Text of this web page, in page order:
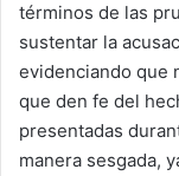
términos de las
sustentar la
evidenciando que
que den fe del
presentadas
manera sesgada,